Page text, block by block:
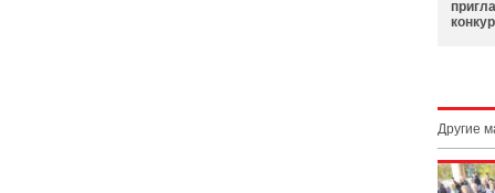
Другие